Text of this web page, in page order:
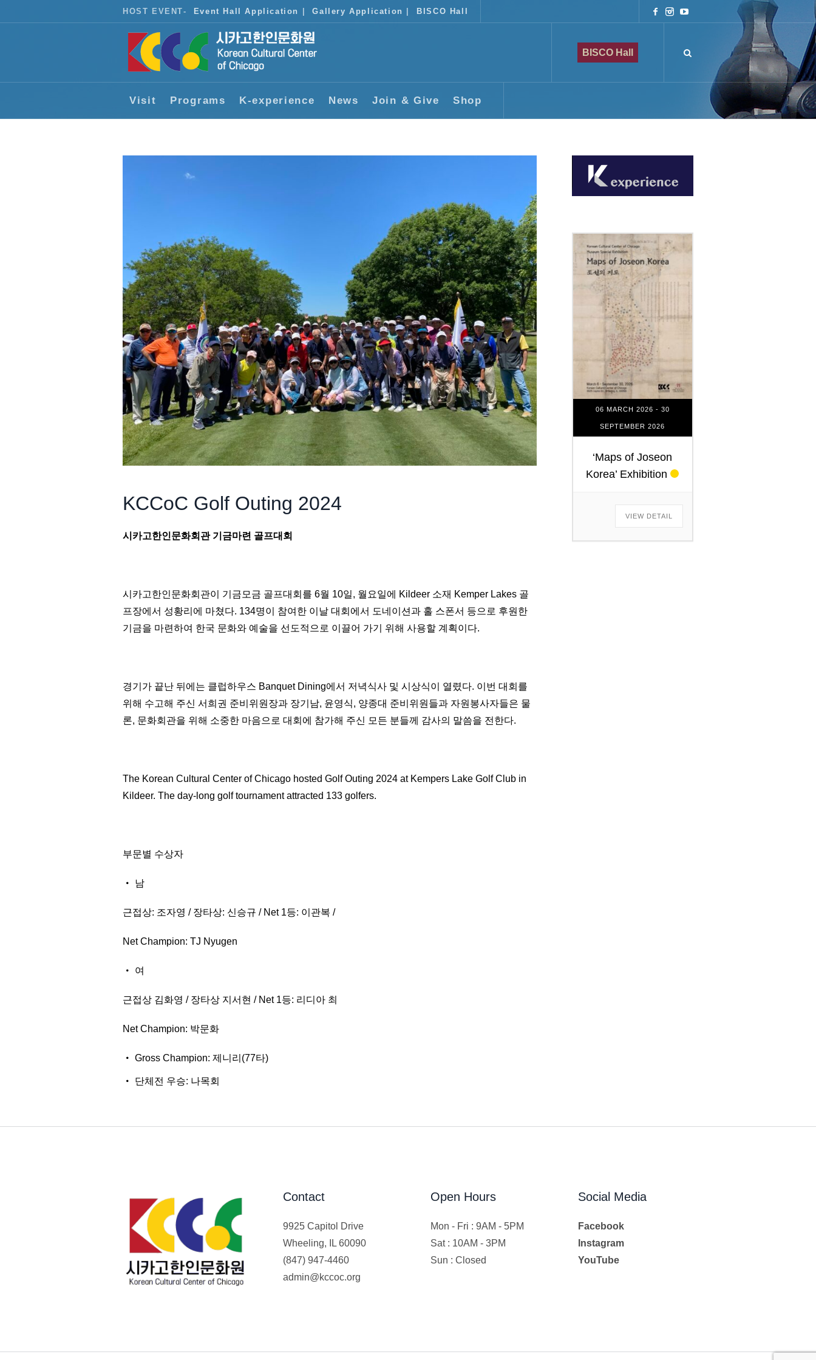
HOST EVENT- Event Hall Application |Gallery Application BISCO Hall
BISCO Hall
Visit Programs K-experience News Join & Give Shop
KCCoC Golf Outing 2024
시카고한인문화회관 기금마련 골프대회
시카고한인문화회관이 기금모금 골프대회를 6월 10일, 월요일에 Kildeer 소재 Kemper Lakes 골
프장에서 성황리에 마쳤다. 134명이 참여한 이날 대회에서 도네이션과 홀 스폰서 등으로 후원한
기금을 마련하여 한국 문화와 예술을 선도적으로 이끌어 가기 위해 사용할 계획이다.
경기가 끝난 뒤에는 클럽하우스 Banquet Dining에서 저녁식사 및 시상식이 열렸다. 이번 대회를
위해 수고해 주신 서희권 준비위원장과 장기남, 윤영식, 양종대 준비위원들과 자원봉사자들은 물
론, 문화회관을 위해 소중한 마음으로 대회에 참가해 주신 모든 분들께 감사의 말씀을 전한다.
The Korean Cultural Center of Chicago hosted Golf Outing 2024 at Kempers Lake Golf Club in
Kildeer. The day-long golf tournament attracted 133 golfers.
부문별 수상자
남
근접상: 조자영 / 장타상: 신승규 / Net 1등: 이관복 /
Net Champion: TJ Nyugen
여
근접상 김화영 / 장타상 지서현 / Net 1등: 리디아 최
Net Champion: 박문화
Gross Champion: 제니리(77타)
단체전 우승: 나목회
06 MARCH 2026 - 30
SEPTEMBER 2026
‘Maps of Joseon
Korea’ Exhibition
VIEW DETAIL
Contact
9925 Capitol Drive
Wheeling, IL 60090
(847) 947-4460
admin@kccoc.org
Open Hours
Mon - Fri : 9AM - 5PM
Sat : 10AM - 3PM
Sun : Closed
Social Media
Facebook
Instagram
YouTube